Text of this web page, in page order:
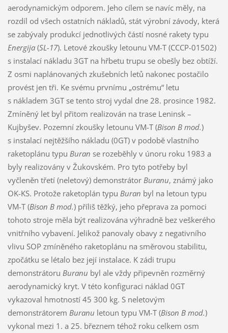
aerodynamickým odporem. Jeho cílem se navíc měly, na
rozdíl od všech ostatních nákladů, stát výrobní závody, která
se zabývaly produkcí jednotlivých částí nosné rakety typu
Energija (SL-17). Letové zkoušky letounu VM-T (CCCP-01502)
s instalací nákladu 3GT na hřbetu trupu se obešly bez obtíží.
Z osmi naplánovaných zkušebních letů nakonec postačilo
provést jen tři. Ke svému prvnímu „ostrému“ letu
s nákladem 3GT se tento stroj vydal dne 28. prosince 1982.
Zmíněný let byl přitom realizován na trase Leninsk –
Kujbyšev. Pozemní zkoušky letounu VM-T (Bison B mod.)
s instalací nejtěžšího nákladu (0GT) v podobě vlastního
raketoplánu typu Buran se rozeběhly v únoru roku 1983 a
byly realizovány v Žukovském. Pro tyto potřeby byl
vyčleněn třetí (neletový) demonstrátor Buranu, známý jako
OK-KS. Protože raketoplán typu Buran byl na letoun typu
VM-T (Bison B mod.) příliš těžký, jeho přeprava za pomoci
tohoto stroje měla být realizována výhradně bez veškerého
vnitřního vybavení. Jelikož panovaly obavy z negativního
vlivu SOP zmíněného raketoplánu na směrovou stabilitu,
zpočátku se létalo bez její instalace. K zádi trupu
demonstrátoru Buranu byl ale vždy připevněn rozměrný
aerodynamický kryt. V této konfiguraci náklad 0GT
vykazoval hmotností 45 300 kg. S neletovým
demonstrátorem Buranu letoun typu VM-T (Bison B mod.)
vykonal mezi 1. a 25. březnem téhož roku celkem osm